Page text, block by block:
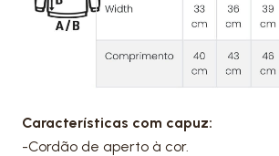
Características com capuz:
-Cordão de aperto à cor.